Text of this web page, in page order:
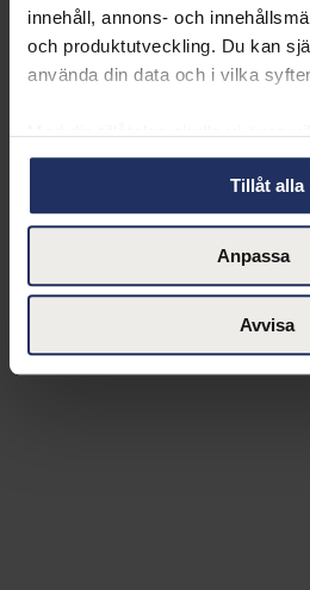
innehåll, annons- och
och produktutveckling. Du kan
använda din data och i vilka
Med din tillåtelse skulle vi även
som kan ha en noggrannhet
Identifiera din enhet
för specifika kännetecken
Ta reda på mer om hur dina
behandlas och ställ in dina
Du kan ändra eller dra tillbaka
helst från cookie-förklaringen.
Tillåt alla
Anpassa
Avvisa